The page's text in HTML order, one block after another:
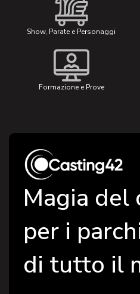
Show, Parate e Personaggi
Formazione e Prove
Magia del
per i
di tutto il